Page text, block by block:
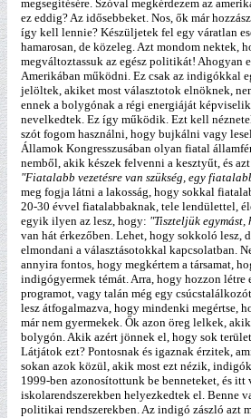
megsegítésére. Szóval megkérdezem az
ez eddig? Az idősebbeket. Nos, ők már
így kell lennie? Készüljetek fel egy váratlan
hamarosan, de közeleg. Azt mondom nektek,
megváltoztassuk az egész politikát! Ahogyan
Amerikában működni. Ez csak az indigókkal
jelöltek, akiket most választotok elnöknek,
ennek a bolygónak a régi energiáját
nevelkedtek. Ez így működik. Ezt kell
szót fogom használni, hogy bujkálni vagy
Államok Kongresszusában olyan fiatal
nemből, akik készek felvenni a kesztyűt, és
"Fiatalabb vezetésre van szükség, egy
meg fogja látni a lakosság, hogy sokkal
20-30 évvel fiatalabbaknak, tele lendülettel,
egyik ilyen az lesz, hogy: "Tiszteljük egymást,
van hát érkezőben. Lehet, hogy sokkoló lesz,
elmondani a választásotokkal kapcsolatban.
annyira fontos, hogy megkértem a társamat,
indigógyermek témát. Arra, hogy hozzon
programot, vagy talán még egy
lesz átfogalmazva, hogy mindenki megértse,
már nem gyermekek. Ők azon öreg lelkek,
bolygón. Akik azért jönnek el, hogy sok
Látjátok ezt? Pontosnak és igaznak érzitek,
sokan azok közül, akik most ezt nézik,
1999-ben azonosítottunk be benneteket, és itt
iskolarendszerekben helyezkedtek el. Benne
politikai rendszerekben. Az indigó zászló azt